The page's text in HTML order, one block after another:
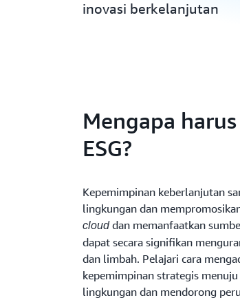
inovasi berkelanjutan
Mengapa
ESG?
Kepemimpinan keberlanjutan
lingkungan dan
clouddan memanfaatkan
dapat secara signifikan
dan limbah. Pelajari cara
kepemimpinan strategis
lingkungan dan mendorong